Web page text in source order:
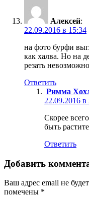
Алексей:
22.09.2016 в 15:34
на фото бурфи
как халва. Но на
резать
Ответить
Римма
22.09.2016 в
Скорее
быть
Ответить
Добавить
Ваш адрес email не
помечены *